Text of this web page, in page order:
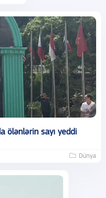
ölənlərin sayı yeddi
Dünya